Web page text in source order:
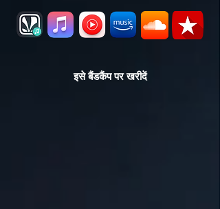
इसे बैंडकैंप पर खरीदें